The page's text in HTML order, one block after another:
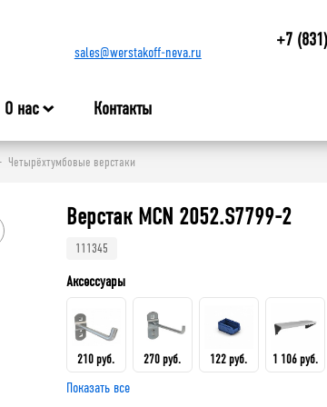
sales@werstakoff-neva.ru
+7
О нас Контакты
Четырёхтумбовые верстаки
Верстак MCN 2052.S7799-2
111345
Аксессуары
210 руб. 270 руб. 122 руб. 1 106 руб.
Показать все